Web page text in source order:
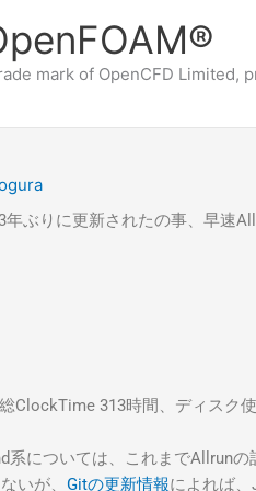
mark of OpenCFD
年ぶりに更新されたの事、早速
ClockTime 313時間、ディスク
系については、これまでAllrun
いが、 Gitの更新情報によれば